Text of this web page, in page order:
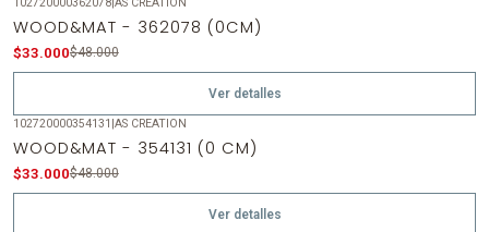
Agotado
WOOD&MAT - 362078 (0CM)
$33.000$48.000
Ver detalles
Agotado
102720000354131 |AS CREATION
WOOD&MAT - 354131 (0 CM)
$33.000$48.000
Ver detalles